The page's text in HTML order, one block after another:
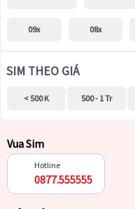
09x 08x
SIM THEO GIÁ
< 500 K 500 - 1 Tr
Vua Sim
Hotline
0877.555555